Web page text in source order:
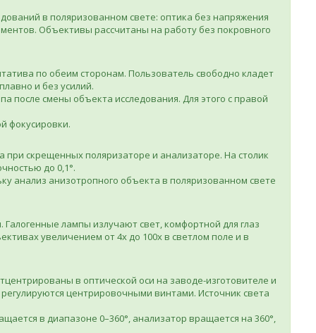
в поляризованном свете: оптика без напряжения
Объективы рассчитаны на работу без покровного
по обеим сторонам. Пользователь свободно кладет
и без усилий.
после смены объекта исследования. Для этого с правой
фокусировки.
скрещенных поляризаторе и анализаторе. На столик
до 0,1°.
анализ анизотропного объекта в поляризованном свете
лампы излучают свет, комфортной для глаз
увеличением от 4х до 100х в светлом поле и в
в оптической оси на заводе-изготовителе и
центрировочными винтами. Источник света
в диапазоне 0–360°, анализатор вращается на 360°,